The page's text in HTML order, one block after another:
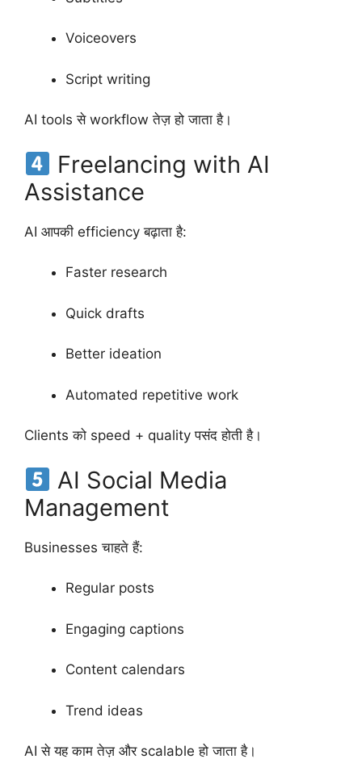
Voiceovers
Script writing
AI tools से workflow तेज़ हो जाता है।
Freelancing with AI
Assistance
AI आपकी efficiency बढ़ाता है:
Faster research
Quick drafts
Better ideation
Automated repetitive work
Clients को speed + quality पसंद होती है।
AI Social Media
Management
Businesses चाहते हैं:
Regular posts
Engaging captions
Content calendars
Trend ideas
AI से यह काम तेज़ और scalable हो जाता है।